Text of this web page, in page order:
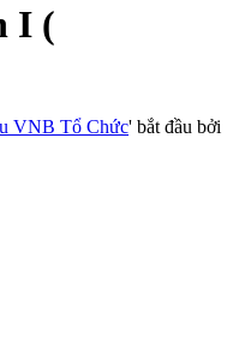
I (
VNB Tổ Chức' bắt đầu bởi